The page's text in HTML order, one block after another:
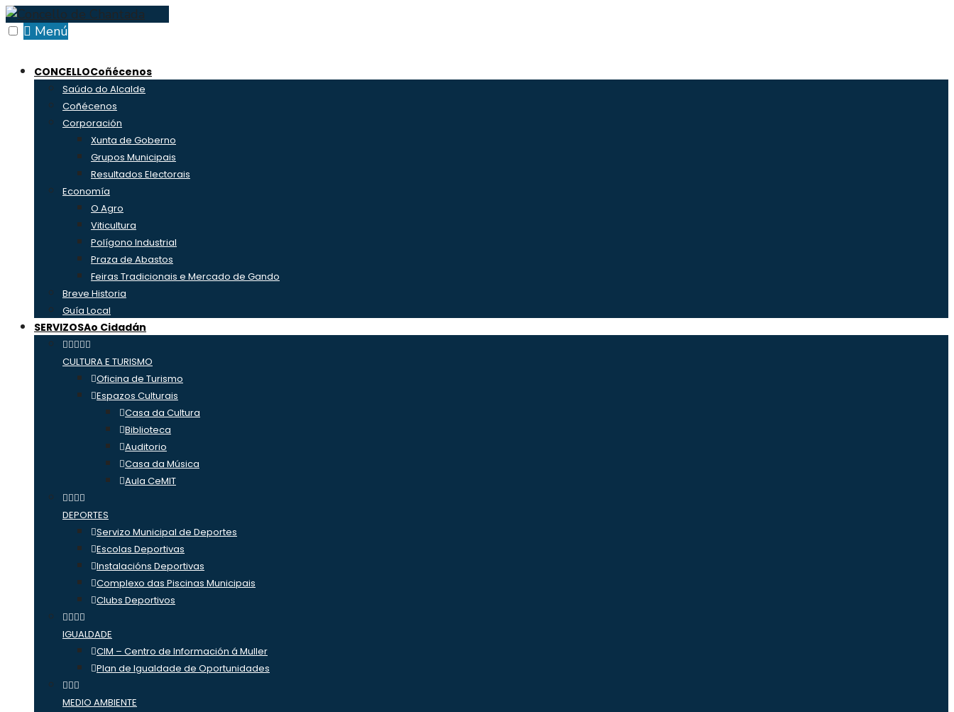
Skip
to
Menú
CONCELLOCoñécenos
Saúdo do Alcalde
Coñécenos
Corporación
Xunta de Goberno
Grupos Municipais
Resultados Electorais
Economía
O Agro
Viticultura
Polígono Industrial
Praza de Abastos
Feiras Tradicionais e Mercado de Gando
Breve Historia
Guía Local
SERVIZOSAo Cidadán
CULTURA E TURISMO
Oficina de Turismo
Espazos Culturais
Casa da Cultura
Biblioteca
Auditorio
Casa da Música
Aula CeMIT
DEPORTES
Servizo Municipal de Deportes
Escolas Deportivas
Instalacións Deportivas
Complexo das Piscinas Municipais
Clubs Deportivos
IGUALDADE
CIM – Centro de Información á Muller
Plan de Igualdade de Oportunidades
MEDIO AMBIENTE